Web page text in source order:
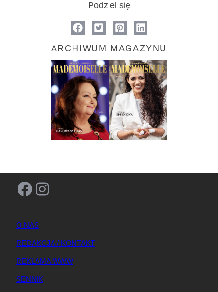
Podziel się
ARCHIWUM MAGAZYNU
Facebook Instagram
O NAS
REDAKCJA / KONTAKT
REKLAMA WWW
SENNIK